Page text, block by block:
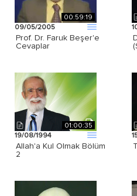
00:59:19
09/05/2005
Prof. Dr. Faruk Beşer'e
Cevaplar
01:00:35
19/08/1994
Allah'a Kul Olmak Bölüm
2